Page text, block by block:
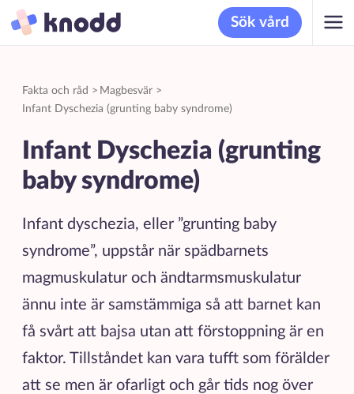
Sök vård
Fakta och råd > Magbesvär>
Infant Dyschezia (grunting baby syndrome)
Infant Dyschezia (grunting
baby syndrome)
Infant dyschezia, eller ”grunting baby
syndrome”, uppstår när spädbarnets
magmuskulatur och ändtarmsmuskulatur
ännu inte är samstämmiga så att barnet kan
få svårt att bajsa utan att förstoppning är en
faktor. Tillståndet kan vara tufft som förälder
att se men är ofarligt och går tids nog över